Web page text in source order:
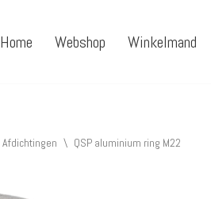
Home Webshop Winkelmand
Afdichtingen \ QSP aluminium ring M22